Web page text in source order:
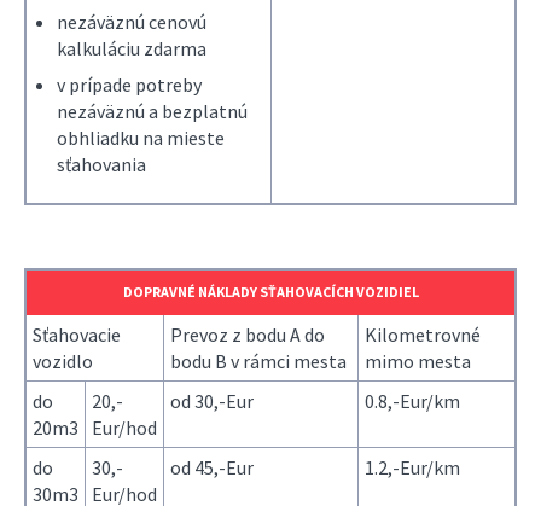
nezáväznú cenovú
kalkuláciu zdarma
v prípade potreby
nezáväznú a bezplatnú
obhliadku na mieste
sťahovania
DOPRAVNÉ NÁKLADY SŤAHOVACÍCH VOZIDIEL
Sťahovacie
vozidlo
Prevoz z bodu A do
bodu B v rámci mesta
Kilometrovné
mimo mesta
do
20m3
20,-
Eur/hod
od 30,-Eur 0.8,-Eur/km
do
30m3
30,-
Eur/hod
od 45,-Eur 1.2,-Eur/km